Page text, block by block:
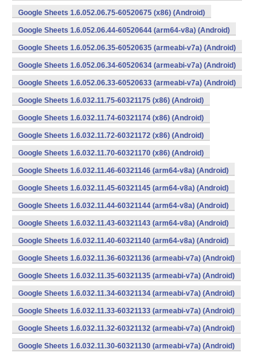
Google Sheets 1.6.052.06.75-60520675 (x86) (Android)
Google Sheets 1.6.052.06.44-60520644 (arm64-v8a) (Android)
Google Sheets 1.6.052.06.35-60520635 (armeabi-v7a) (Android)
Google Sheets 1.6.052.06.34-60520634 (armeabi-v7a) (Android)
Google Sheets 1.6.052.06.33-60520633 (armeabi-v7a) (Android)
Google Sheets 1.6.032.11.75-60321175 (x86) (Android)
Google Sheets 1.6.032.11.74-60321174 (x86) (Android)
Google Sheets 1.6.032.11.72-60321172 (x86) (Android)
Google Sheets 1.6.032.11.70-60321170 (x86) (Android)
Google Sheets 1.6.032.11.46-60321146 (arm64-v8a) (Android)
Google Sheets 1.6.032.11.45-60321145 (arm64-v8a) (Android)
Google Sheets 1.6.032.11.44-60321144 (arm64-v8a) (Android)
Google Sheets 1.6.032.11.43-60321143 (arm64-v8a) (Android)
Google Sheets 1.6.032.11.40-60321140 (arm64-v8a) (Android)
Google Sheets 1.6.032.11.36-60321136 (armeabi-v7a) (Android)
Google Sheets 1.6.032.11.35-60321135 (armeabi-v7a) (Android)
Google Sheets 1.6.032.11.34-60321134 (armeabi-v7a) (Android)
Google Sheets 1.6.032.11.33-60321133 (armeabi-v7a) (Android)
Google Sheets 1.6.032.11.32-60321132 (armeabi-v7a) (Android)
Google Sheets 1.6.032.11.30-60321130 (armeabi-v7a) (Android)